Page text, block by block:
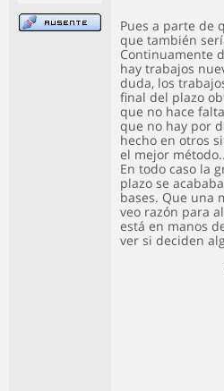
Pues a parte de
que también
Continuamente
hay trabajos
duda, los
final del plazo
que no hace
que no hay por
hecho en otros
el mejor
En todo caso la
plazo se
bases. Que una
veo razón para
está en manos
ver si deciden